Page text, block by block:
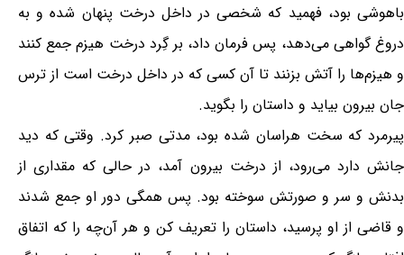
باهوشی بود، فهمید که شخصی در داخل درخت پنهان شده و به
دروغ گواهی می‌دهد، پس فرمان داد، بر گِرد درخت هیزم جمع کنند
و هیزم‌ها را آتش بزنند تا آن کسی که در داخل درخت است از ترس
جان بیرون بیاید و داستان را بگوید.
پیرمرد که سخت هراسان شده بود، مدتی صبر کرد. وقتی که دید
جانش دارد می‌رود، از درخت بیرون آمد، در حالی که مقداری از
بدنش و سر و صورتش سوخته بود. پس همگی دور او جمع شدند
و قاضی از او پرسید، داستان را تعریف کن و هر آن‌چه را که اتفاق